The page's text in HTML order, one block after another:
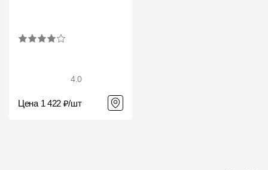
4.0
Цена 1 422 ₽/шт